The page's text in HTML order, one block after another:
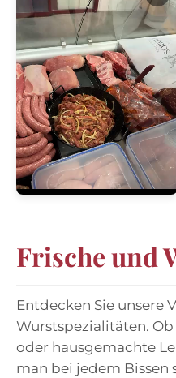
Frische und
Entdecken Sie unsere
Wurstspezialitäten.
oder hausgemachte
man bei jedem Bissen